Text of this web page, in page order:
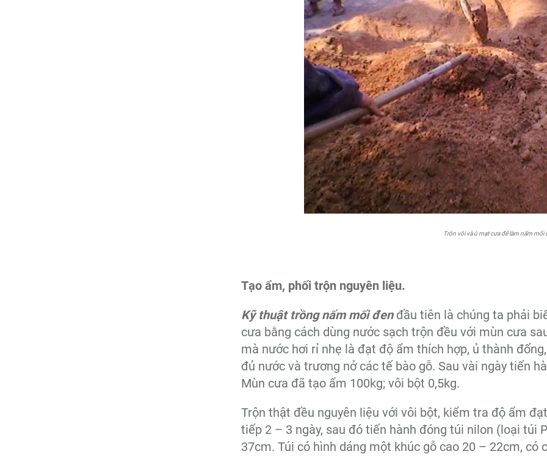
Trộn vôi và ủ mạt cưa để làm nấm mối
Tạo ẩm, phối trộn nguyên liệu.
Kỹ thuật trồng nấm mối đenđầu tiên là chúng ta phải
cưa bằng cách dùng nước sạch trộn đều với mùn cưa
mà nước hơi rỉ nhẹ là đạt độ ẩm thích hợp, ủ thành
đủ nước và trương nở các tế bào gỗ. Sau vài ngày tiến
Mùn cưa đã tạo ẩm 100kg; vôi bột 0,5kg.
Trộn thật đều nguyên liệu với vôi bột, kiểm tra độ ẩm
tiếp 2 – 3 ngày, sau đó tiến hành đóng túi nilon (loại túi
37cm. Túi có hình dáng một khúc gỗ cao 20 – 22cm, có